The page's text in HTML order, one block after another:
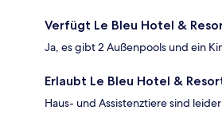
Verfügt Le Bleu Hotel &
Ja, es gibt 2 Außenpools und ein
Erlaubt Le Bleu Hotel &
Haus- und Assistenztiere sind